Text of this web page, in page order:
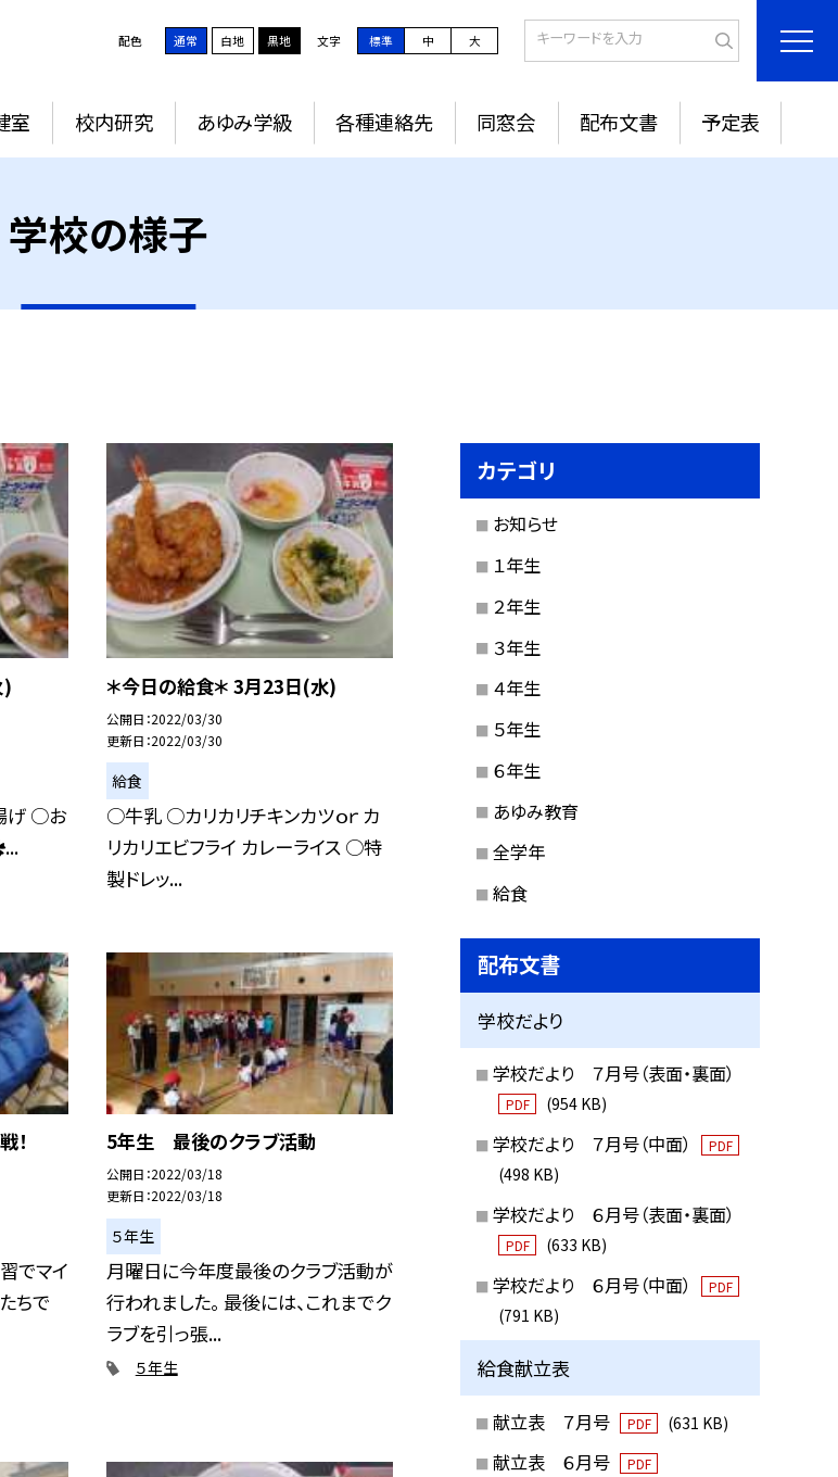
配色 通常 白地 黒地 文字 標準 中 大
室 校内研究 あゆみ学級 各種連絡先 同窓会 配布文書 予定表
学校の様子
)
げ ○お
＊今日の給食＊ 3月23日(水)
公開日 2022/03/30
更新日 2022/03/30
給食
○牛乳 ○カリカリチキンカツｏｒ カ
リカリエビフライ カレーライス ○特
製ドレッ...
！
でマイ
ちで
5年生 最後のクラブ活動
公開日 2022/03/18
更新日 2022/03/18
５年生
月曜日に今年度最後のクラブ活動が
行われました。 最後には、これまでク
ラブを引っ張...
５年生
カテゴリ
お知らせ
１年生
２年生
３年生
４年生
５年生
６年生
あゆみ教育
全学年
給食
配布文書
学校だより
学校だより ７月号（表面・裏面）
PDF (954 KB)
学校だより ７月号（中面） PDF
(498 KB)
学校だより ６月号（表面・裏面）
PDF (633 KB)
学校だより ６月号（中面） PDF
(791 KB)
給食献立表
献立表 ７月号 PDF (631 KB)
献立表 ６月号 PDF